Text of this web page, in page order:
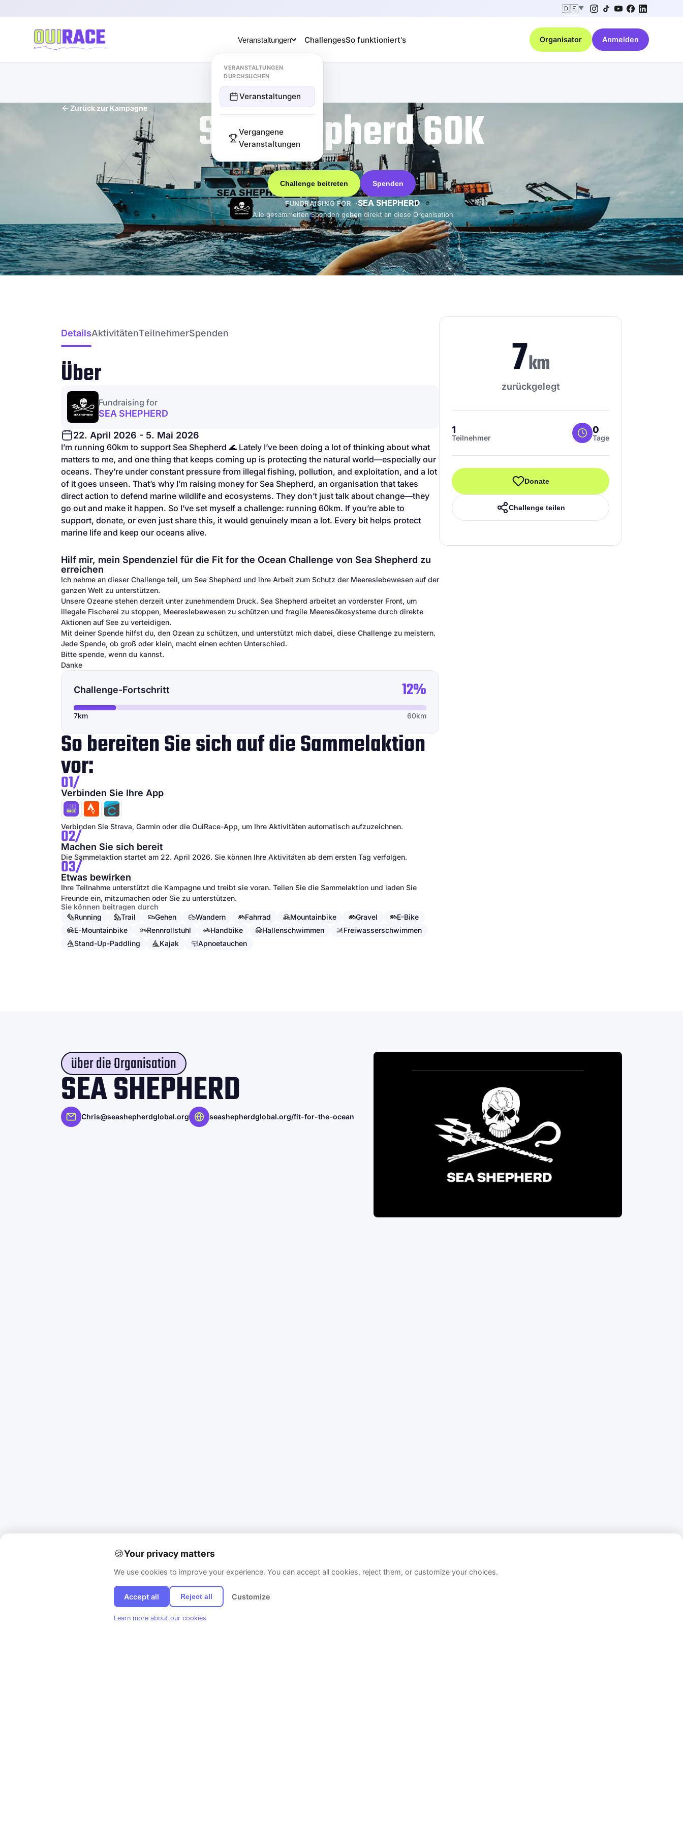
🇩🇪▼
Veranstaltungen
VERANSTALTUNGEN
DURCHSUCHEN
Veranstaltungen
Vergangene
Veranstaltungen
ChallengesSo funktioniert's Organisator Anmelden
Zurück zur Kampagne Sea Shepherd 60K
Challenge beitreten Spenden
FUNDRAISING FOR SEA SHEPHERD
Alle gesammelten Spenden gehen direkt an diese Organisation
DetailsAktivitätenTeilnehmerSpenden
Über
Fundraising for
SEA SHEPHERD
22. April 2026 - 5. Mai 2026
I’m running 60km to support Sea Shepherd 🌊 Lately I’ve been doing a lot of thinking about what
matters to me, and one thing that keeps coming up is protecting the natural world—especially our
oceans. They’re under constant pressure from illegal fishing, pollution, and exploitation, and a lot
of it goes unseen. That’s why I’m raising money for Sea Shepherd, an organisation that takes
direct action to defend marine wildlife and ecosystems. They don’t just talk about change—they
go out and make it happen. So I’ve set myself a challenge: running 60km. If you’re able to
support, donate, or even just share this, it would genuinely mean a lot. Every bit helps protect
marine life and keep our oceans alive.
Hilf mir, mein Spendenziel für die Fit for the Ocean Challenge von Sea Shepherd zu
erreichen
Ich nehme an dieser Challenge teil, um Sea Shepherd und ihre Arbeit zum Schutz der Meereslebewesen auf der
ganzen Welt zu unterstützen.
Unsere Ozeane stehen derzeit unter zunehmendem Druck. Sea Shepherd arbeitet an vorderster Front, um
illegale Fischerei zu stoppen, Meereslebewesen zu schützen und fragile Meeresökosysteme durch direkte
Aktionen auf See zu verteidigen.
Mit deiner Spende hilfst du, den Ozean zu schützen, und unterstützt mich dabei, diese Challenge zu meistern.
Jede Spende, ob groß oder klein, macht einen echten Unterschied.
Bitte spende, wenn du kannst.
Danke
Challenge-Fortschritt 12%
7km 60km
So bereiten Sie sich auf die Sammelaktion
vor:
01/
Verbinden Sie Ihre App
Verbinden Sie Strava, Garmin oder die OuiRace-App, um Ihre Aktivitäten automatisch aufzuzeichnen.
02/
Machen Sie sich bereit
Die Sammelaktion startet am 22. April 2026. Sie können Ihre Aktivitäten ab dem ersten Tag verfolgen.
03/
Etwas bewirken
Ihre Teilnahme unterstützt die Kampagne und treibt sie voran. Teilen Sie die Sammelaktion und laden Sie
Freunde ein, mitzumachen oder Sie zu unterstützen.
Sie können beitragen durch
Running
Trail Gehen Wandern Fahrrad Mountainbike Gravel
E-Bike
E-Mountainbike
Rennrollstuhl Handbike Hallenschwimmen
Freiwasserschwimmen
Stand-Up-Paddling
Kajak Apnoetauchen
7km
zurückgelegt
1
Teilnehmer
0
Tage
Donate
Challenge teilen
über die Organisation
SEA SHEPHERD
Chris@seashepherdglobal.org seashepherdglobal.org/fit-for-the-ocean
🍪Your privacy matters
We use cookies to improve your experience. You can accept all cookies, reject them, or customize your choices.
Accept all Reject all Customize
Learn more about our cookies